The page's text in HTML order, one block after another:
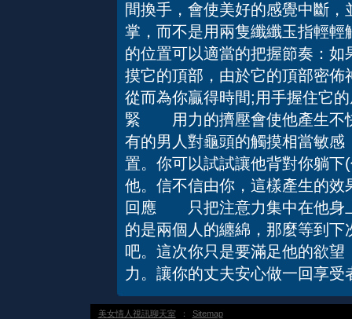
間換手，會使美好的感覺中斷
掌，而不是用兩隻纖纖玉指
的位置可以適當的把握節奏：
摸它的頂部，由於它的頂部密
從而為你贏得時間;用手握住
緊 用力的擠壓會使他產生不
有的男人對龜頭的觸摸相當敏
置。你可以試試讓他背對你躺
他。信不信由你，這樣產生的
回應 只把注意力集中在他身
的是兩個人的纏綿，那麼等到
吧。這次你只是要滿足他的欲
力。讓你的丈夫安心做一回享
美女情人視訊聊天室 ： Sitemap